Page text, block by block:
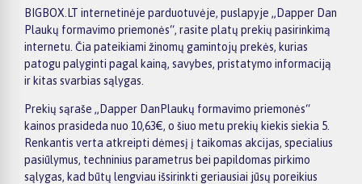
BIGBOX.LT internetinėje parduotuvėje, puslapyje „Dapper Dan
Plaukų formavimo priemonės“, rasite platų prekių pasirinkimą
internetu. Čia pateikiami žinomų gamintojų prekės, kurias
patogu palyginti pagal kainą, savybes, pristatymo informaciją
ir kitas svarbias sąlygas.
Prekių sąraše „Dapper DanPlaukų formavimo priemonės“
kainos prasideda nuo 10,63€, o šiuo metu prekių kiekis siekia 5.
Renkantis verta atkreipti dėmesį į taikomas akcijas, specialius
pasiūlymus, techninius parametrus bei papildomas pirkimo
sąlygas, kad būtų lengviau išsirinkti geriausiai jūsų poreikius